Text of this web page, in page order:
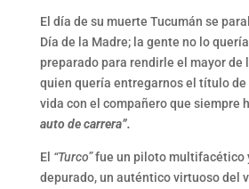
El día de su muerte Tucumán se
Día de la Madre; la gente no lo
preparado para rendirle el mayor de
quien quería entregarnos el título de
vida con el compañero que siempre
auto de carrera”.
El “Turco”fue un piloto multifacético
depurado, un auténtico virtuoso del